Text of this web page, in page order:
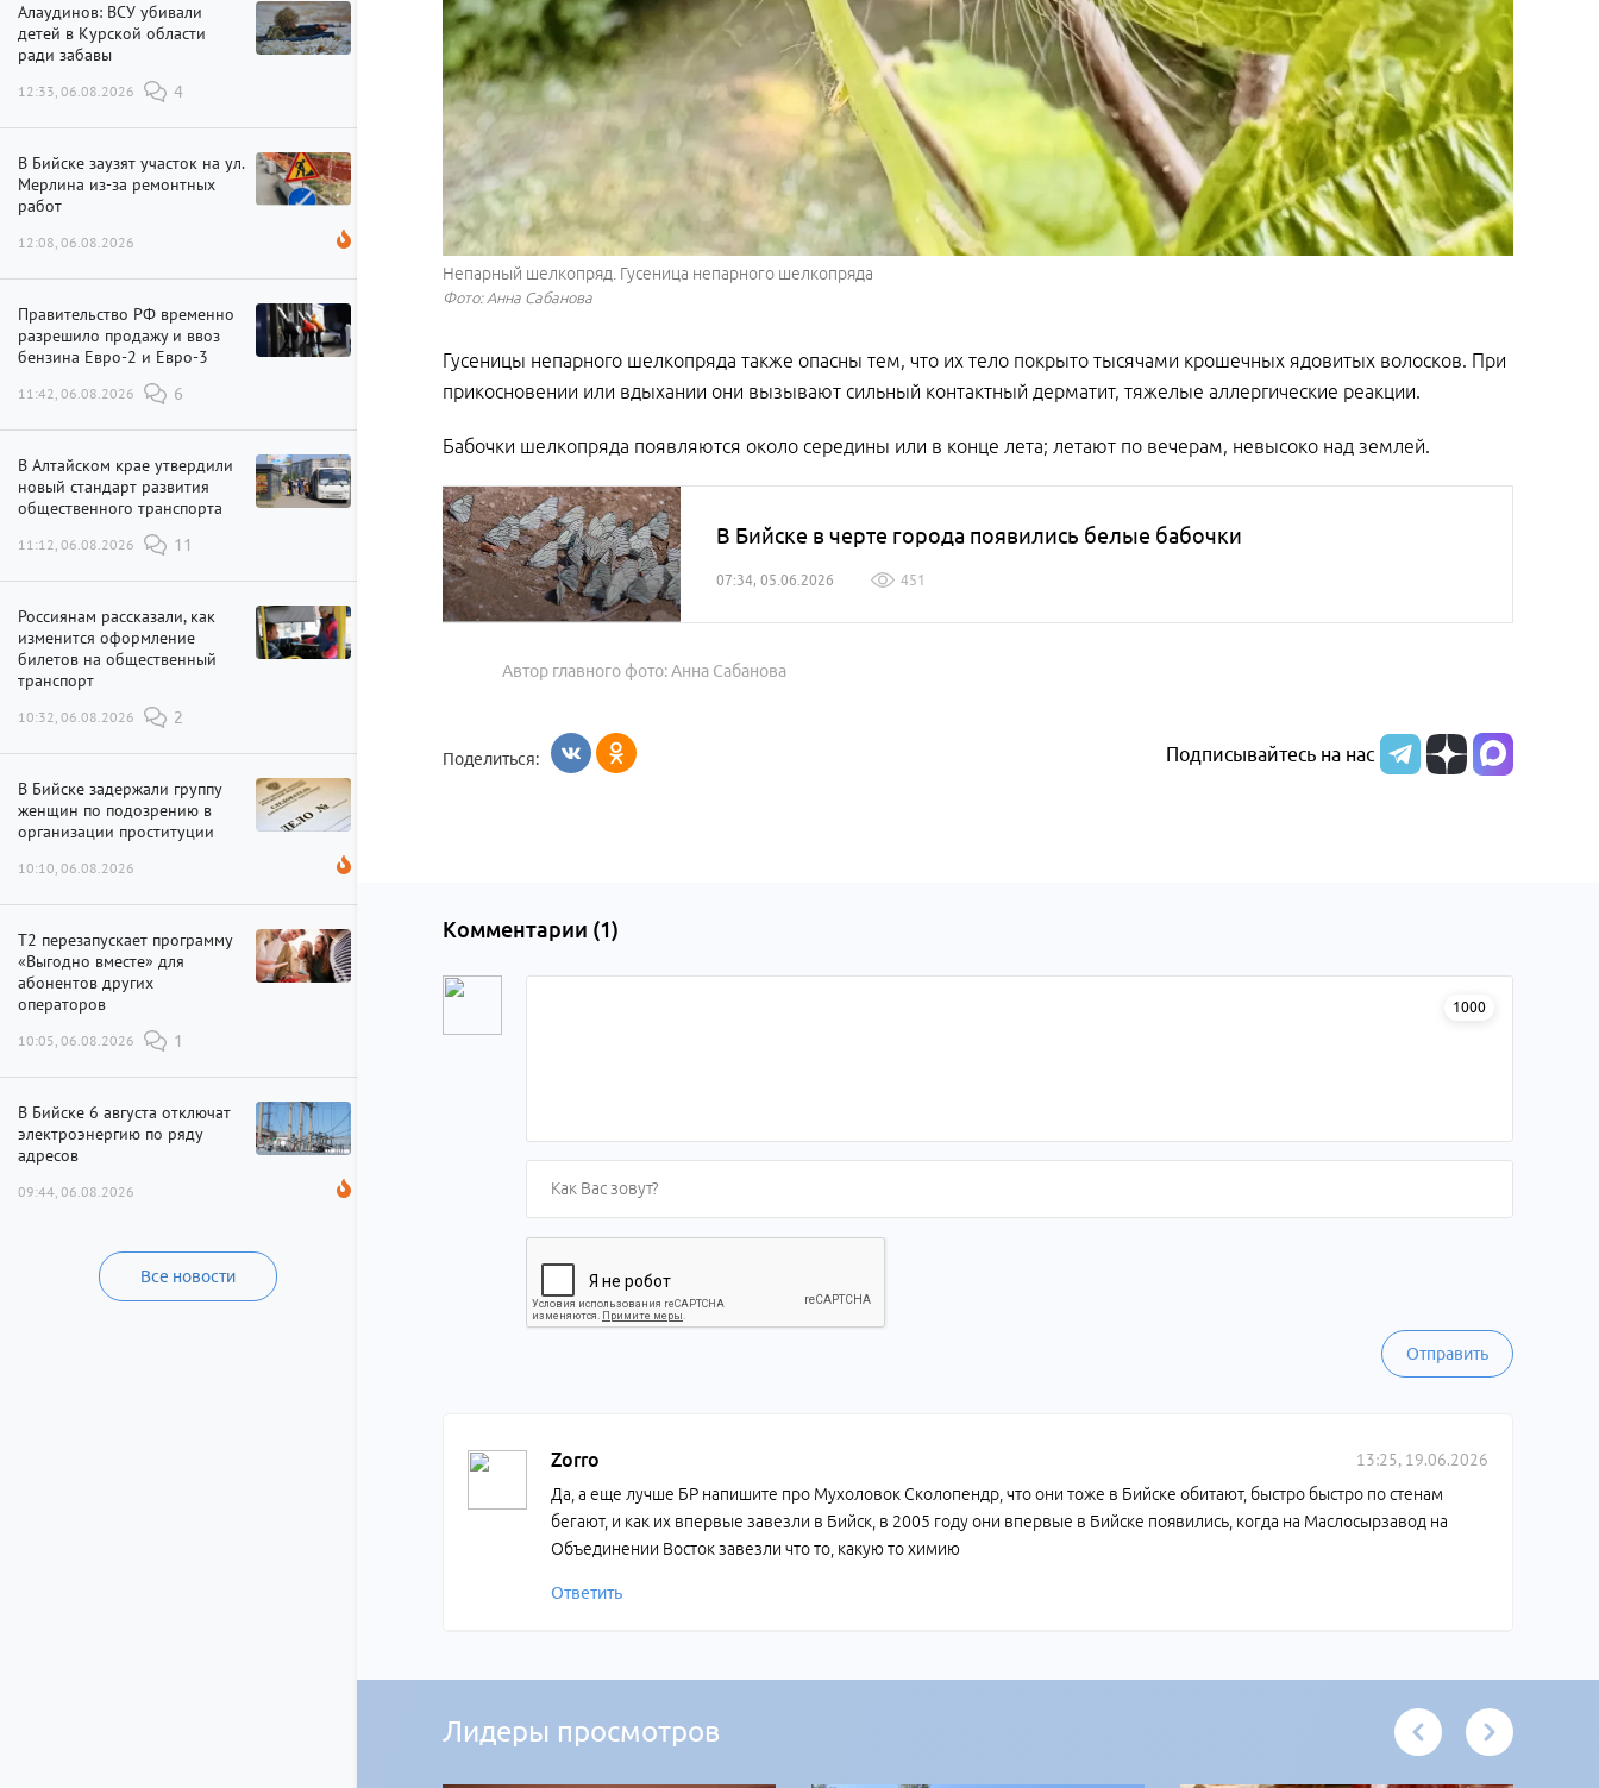
Алаудинов: ВСУ убивали
детей в Курской области
ради забавы
12:33, 06.08.2026 4
В Бийске заузят участок на ул.
Мерлина из-за ремонтных
работ
12:08, 06.08.2026
Правительство РФ временно
разрешило продажу и ввоз
бензина Евро-2 и Евро-3
11:42, 06.08.2026 6
В Алтайском крае утвердили
новый стандарт развития
общественного транспорта
11:12, 06.08.2026 11
Россиянам рассказали, как
изменится оформление
билетов на общественный
транспорт
10:32, 06.08.2026 2
В Бийске задержали группу
женщин по подозрению в
организации проституции
10:10, 06.08.2026
Т2 перезапускает программу
«Выгодно вместе» для
абонентов других
операторов
10:05, 06.08.2026 1
В Бийске 6 августа отключат
электроэнергию по ряду
адресов
09:44, 06.08.2026
Все новости
Непарный шелкопряд. Гусеница непарного шелкопряда
Фото: Анна Сабанова
Гусеницы непарного шелкопряда также опасны тем, что их тело покрыто тысячами крошечных ядовитых волосков. При
прикосновении или вдыхании они вызывают сильный контактный дерматит, тяжелые аллергические реакции.
Бабочки шелкопряда появляются около середины или в конце лета; летают по вечерам, невысоко над землей.
В Бийске в черте города появились белые бабочки
07:34, 05.06.2026 451
Автор главного фото: Анна Сабанова
Поделиться: Подписывайтесь на нас
Комментарии (1)
1000
Отправить
Zorro 13:25, 19.06.2026
Да, а еще лучше БР напишите про Мухоловок Сколопендр, что они тоже в Бийске обитают, быстро быстро по стенам
бегают, и как их впервые завезли в Бийск, в 2005 году они впервые в Бийске появились, когда на Маслосырзавод на
Объединении Восток завезли что то, какую то химию
Ответить
Лидеры просмотров